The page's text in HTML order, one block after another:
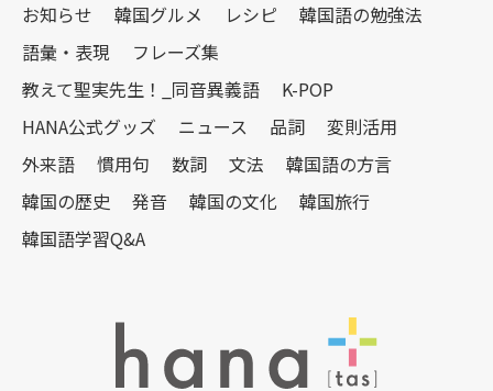
お知らせ 韓国グルメ レシピ
韓国語の勉強法
語彙・表現
フレーズ集
教えて聖実先生！_同音異義語
K-POP
HANA公式グッズ
ニュース 品詞
変則活用
外来語
慣用句 数詞 文法
韓国語の方言
韓国の歴史
発音 韓国の文化
韓国旅行
韓国語学習Q&A